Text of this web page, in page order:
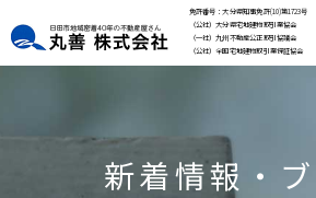
免許番号：大分県知事免許(10)第1723号
（公社）大分県宅地建物取引業協会
（一社）九州不動産公正取引協議会
（公社）全国宅地建物取引業保証協会
新着情報・